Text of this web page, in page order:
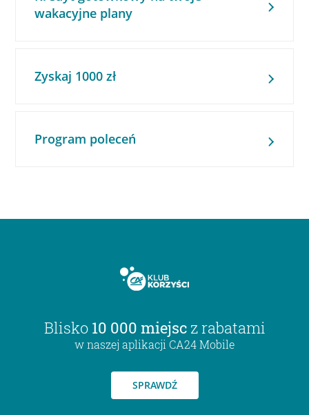
wakacyjne plany
Zyskaj 1000 zł
Program poleceń
Blisko 10 000 miejsc z rabatami
w naszej aplikacji CA24 Mobile
SPRAWDŹ